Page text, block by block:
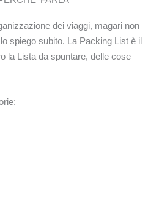
dei viaggi, magari non
spiego subito. La Packing List è il
la Lista da spuntare, delle cose